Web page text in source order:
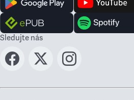
Sledujte nás